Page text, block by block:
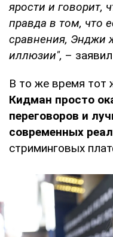
ярости и говорит,
правда в том, что
сравнения, Энджи
иллюзии", –
В то же время тот
Кидман просто
переговоров и
современных
стриминговых